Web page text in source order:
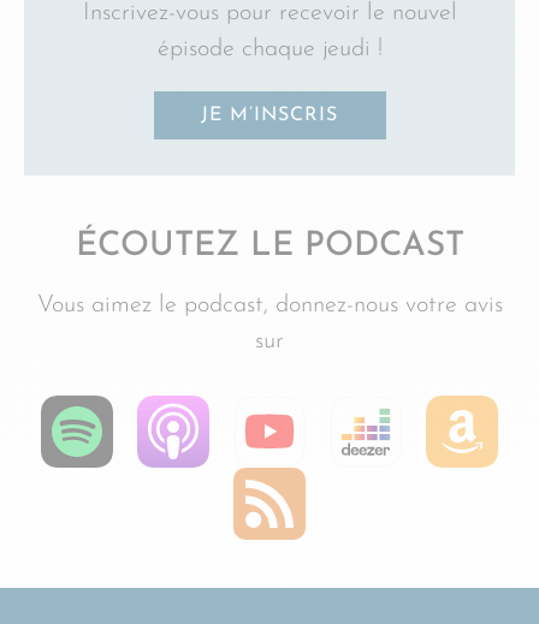
Inscrivez-vous pour recevoir le nouvel
épisode chaque jeudi !
JE M’INSCRIS
ÉCOUTEZ LE PODCAST
Vous aimez le podcast, donnez-nous votre avis
sur